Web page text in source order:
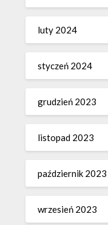
luty 2024
styczeń 2024
grudzień 2023
listopad 2023
październik 2023
wrzesień 2023